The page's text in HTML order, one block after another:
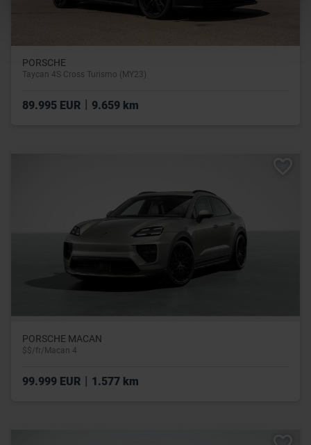
PORSCHE
Taycan 4S Cross Turismo (MY23)
89.995 EUR | 9.659 km
PORSCHE MACAN
$$/fr/Macan 4
99.999 EUR | 1.577 km